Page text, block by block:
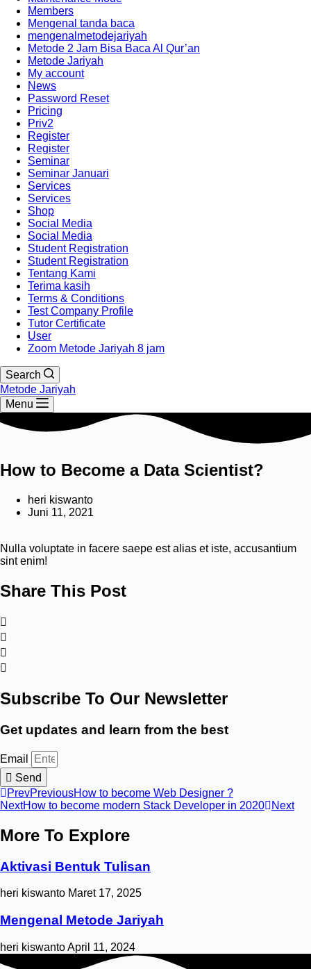
Members
Mengenal tanda baca
mengenalmetodejariyah
Metode 2 Jam Bisa Baca Al Qur’an
Metode Jariyah
My account
News
Password Reset
Pricing
Priv2
Register
Register
Seminar
Seminar Januari
Services
Services
Shop
Social Media
Social Media
Student Registration
Student Registration
Tentang Kami
Terima kasih
Terms & Conditions
Test Company Profile
Tutor Certificate
User
Zoom Metode Jariyah 8 jam
Search
Metode Jariyah
Menu
How to Become a Data Scientist?
heri kiswanto
Juni 11, 2021
Nulla voluptate in facere saepe est alias et iste, accusantium
sint enim!
Share This Post
Subscribe To Our Newsletter
Get updates and learn from the best
Email
Send
PrevPreviousHow to become Web Designer ?
NextHow to become modern Stack Developer in 2020 Next
More To Explore
Aktivasi Bentuk Tulisan
heri kiswanto Maret 17, 2025
Mengenal Metode Jariyah
heri kiswantoApril 11, 2024